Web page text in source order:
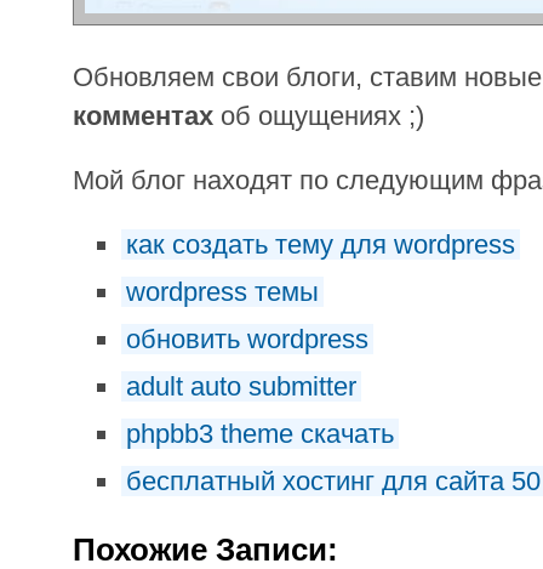
Обновляем свои блоги, ставим
комментах об ощущениях ;)
Мой блог находят по следующим
как создать тему для wordpress
wordpress темы
обновить wordpress
adult auto submitter
phpbb3 theme скачать
бесплатный хостинг для сайта
Похожие Записи: